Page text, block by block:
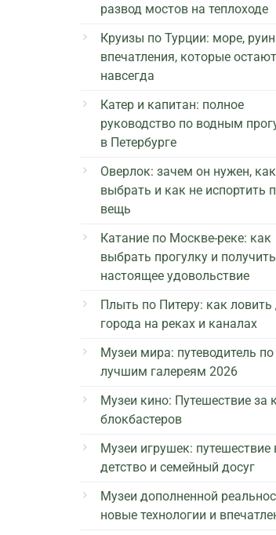
развод мостов на теплоходе
Круизы по Турции: море,
впечатления, которые
навсегда
Катер и капитан: полное
руководство по водным
в Петербурге
Оверлок: зачем он нужен, как
выбрать и как не испортить
вещь
Катание по Москве-реке: как
выбрать прогулку и получить
настоящее удовольствие
Плыть по Питеру: как ловить
города на реках и каналах
Музеи мира: путеводитель по
лучшим галереям 2026
Музеи кино: Путешествие за
блокбастеров
Музеи игрушек: путешествие
детство и семейный досуг
Музеи дополненной
новые технологии и